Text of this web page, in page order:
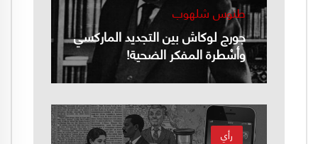
طنوس شلهوب
جورج لوكاش بين التجديد الماركسي
وأسْطرة المفكر الضحية!
رأي